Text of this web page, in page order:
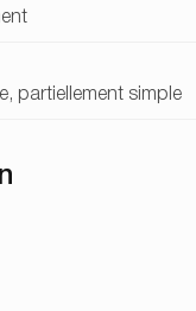
partiellement simple